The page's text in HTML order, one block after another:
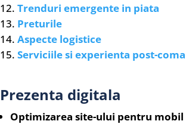
Trenduri emergente in piata
Preturile
Aspecte logistice
Serviciile si experienta post-
Prezenta digitala
Optimizarea site-ului pentru